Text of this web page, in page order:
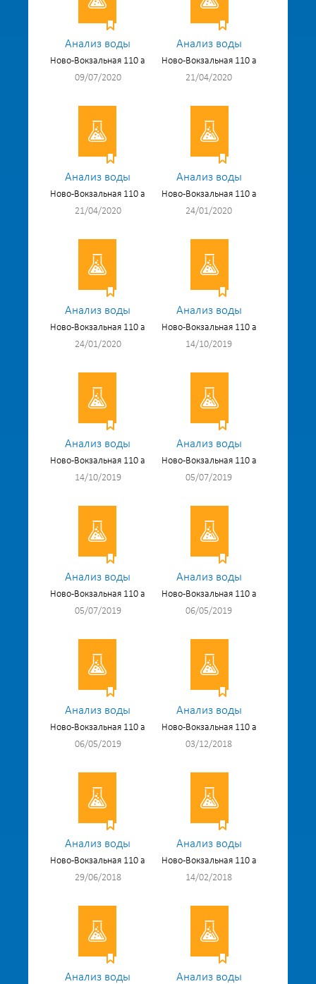
Анализ воды
Ново-Вокзальная 110 а
09/07/2020
Анализ воды
Ново-Вокзальная 110 а
21/04/2020
Анализ воды
Ново-Вокзальная 110 а
21/04/2020
Анализ воды
Ново-Вокзальная 110 а
24/01/2020
Анализ воды
Ново-Вокзальная 110 а
24/01/2020
Анализ воды
Ново-Вокзальная 110 а
14/10/2019
Анализ воды
Ново-Вокзальная 110 а
14/10/2019
Анализ воды
Ново-Вокзальная 110 а
05/07/2019
Анализ воды
Ново-Вокзальная 110 а
05/07/2019
Анализ воды
Ново-Вокзальная 110 а
06/05/2019
Анализ воды
Ново-Вокзальная 110 а
06/05/2019
Анализ воды
Ново-Вокзальная 110 а
03/12/2018
Анализ воды
Ново-Вокзальная 110 а
29/06/2018
Анализ воды
Ново-Вокзальная 110 а
14/02/2018
Анализ воды Анализ воды